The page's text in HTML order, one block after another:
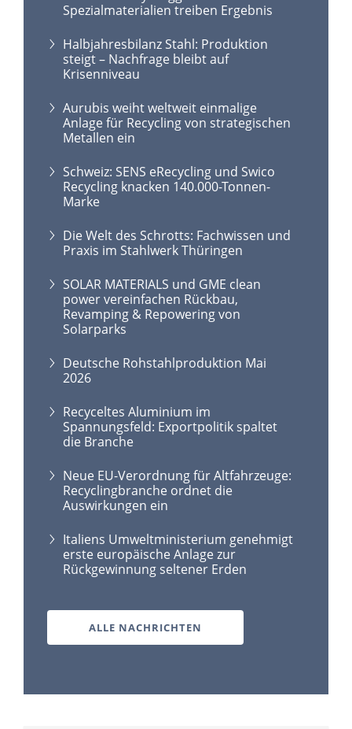
Spezialmaterialien treiben Ergebnis
Halbjahresbilanz Stahl: Produktion
steigt – Nachfrage bleibt auf
Krisenniveau
Aurubis weiht weltweit einmalige
Anlage für Recycling von strategischen
Metallen ein
Schweiz: SENS eRecycling und Swico
Recycling knacken 140.000-Tonnen-
Marke
Die Welt des Schrotts: Fachwissen und
Praxis im Stahlwerk Thüringen
SOLAR MATERIALS und GME clean
power vereinfachen Rückbau,
Revamping & Repowering von
Solarparks
Deutsche Rohstahlproduktion Mai
2026
Recyceltes Aluminium im
Spannungsfeld: Exportpolitik spaltet
die Branche
Neue EU-Verordnung für Altfahrzeuge:
Recyclingbranche ordnet die
Auswirkungen ein
Italiens Umweltministerium genehmigt
erste europäische Anlage zur
Rückgewinnung seltener Erden
ALLE NACHRICHTEN